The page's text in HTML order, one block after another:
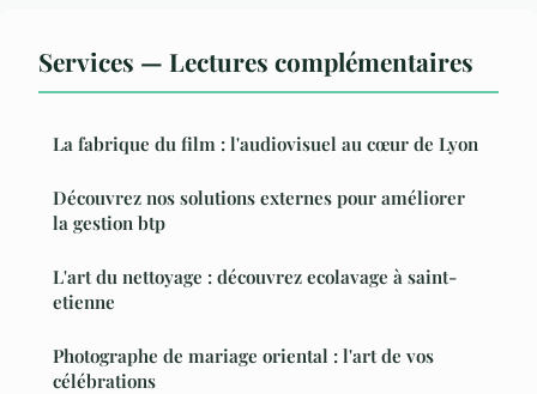
Services — Lectures complémentaires
La fabrique du film : l'audiovisuel au cœur de Lyon
Découvrez nos solutions externes pour améliorer
la gestion btp
L'art du nettoyage : découvrez ecolavage à saint-
etienne
Photographe de mariage oriental : l'art de vos
célébrations